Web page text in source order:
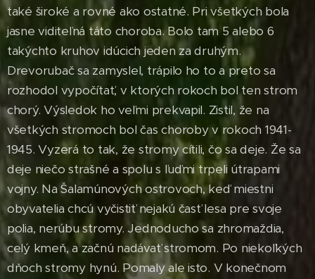
také široké a rovné ako ostatné. Pri všetkých bola
jasne viditeľná táto choroba. Bolo tam 5 alebo 6
takýchto kruhov idúcich jeden za druhým.
Drevorubač sa zamyslel, trápilo ho to a preto sa
rozhodol vypočítať, v ktorých rokoch bol ten strom
chorý. Výsledok ho veľmi prekvapil. Zistil, že na
všetkých stromoch bol čas choroby v rokoch 1941-
1945. Vyzerá to tak, že stromy cítili, čo sa deje. Že sa
deje niečo strašné a spolu s ľuďmi trpeli útrapami
vojny. Na Šalamúnových ostrovoch, keď miestni
obyvatelia chcú vyčistiť nejakú časť lesa pre svoje
polia, nerúbu stromy. Jednoducho sa zhromaždia,
celý kmeň, a začnú nadávať stromom. Po niekoľkých
dňoch stromy hynú. Pomaly ale isto. V konečnom